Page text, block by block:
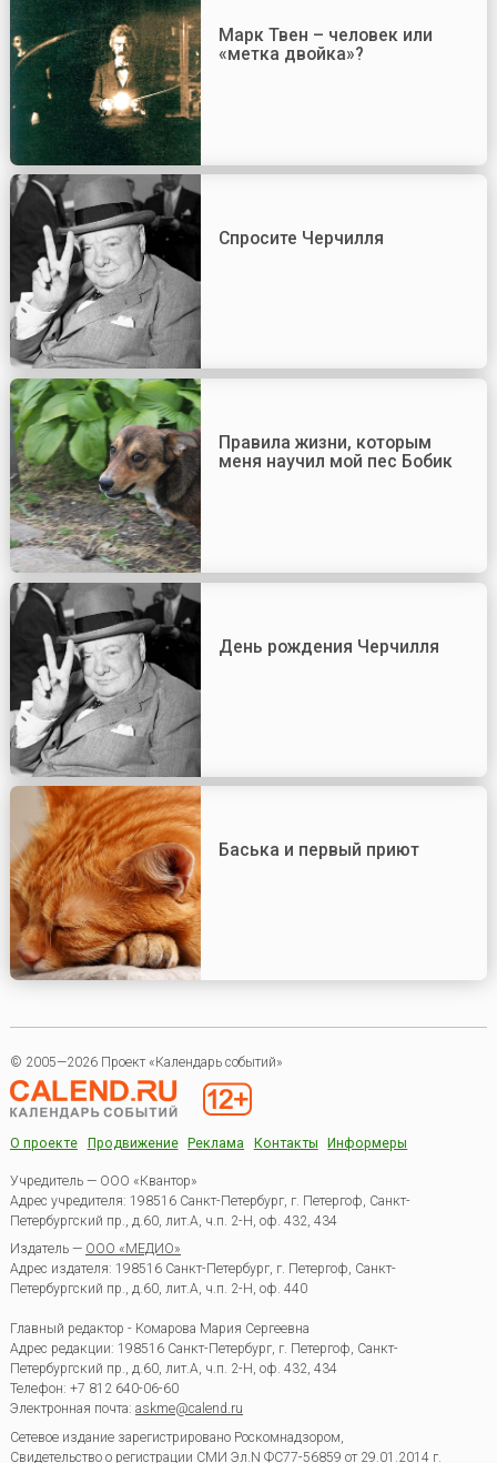
Марк Твен – человек или
«метка двойка»?
Спросите Черчилля
Правила жизни, которым
меня научил мой пес Бобик
День рождения Черчилля
Баська и первый приют
© 2005—2026 Проект «Календарь событий»
О проекте Продвижение Реклама Контакты Информеры
Учредитель — ООО «Квантор»
Адрес учредителя: 198516 Санкт-Петербург, г. Петергоф, Санкт-
Петербургский пр., д.60, лит.А, ч.п. 2-Н, оф. 432, 434
Издатель — ООО «МЕДИО»
Адрес издателя: 198516 Санкт-Петербург, г. Петергоф, Санкт-
Петербургский пр., д.60, лит.А, ч.п. 2-Н, оф. 440
Главный редактор - Комарова Мария Сергеевна
Адрес редакции: 198516 Санкт-Петербург, г. Петергоф, Санкт-
Петербургский пр., д.60, лит.А, ч.п. 2-Н, оф. 432, 434
Телефон: +7 812 640-06-60
Электронная почта: askme@calend.ru
Сетевое издание зарегистрировано Роскомнадзором,
Свидетельство о регистрации СМИ Эл.N ФС77-56859 от 29.01.2014 г.